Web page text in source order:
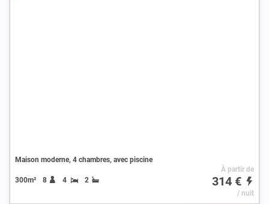
Maison moderne, 4 chambres, avec piscine
300m² 8 4 2
À partir de
314 €
/ nuit